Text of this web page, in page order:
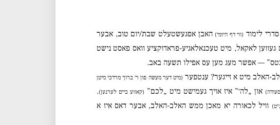
לימוד (ווי דף היומי) האבן אפגעשטעלט שבת/יום טוב, אבער
געווען לאקאל, מיט טעכנאלאגיע-פראדוקציע וואס פאסט נישט
— אפשר מעג מען עס אפילו תשעה באב.
האלב מיט א זייגער? ענטפער (מיט דער מעשה פון ר׳ ברוך מרדכי מיטן
און „לה׳” איז אויך געמישט מיט „לכם” (קאווע ביים לערנען).
וויל לכאורה יא מאכן ממש האלב-האלב, אבער דאס איז א